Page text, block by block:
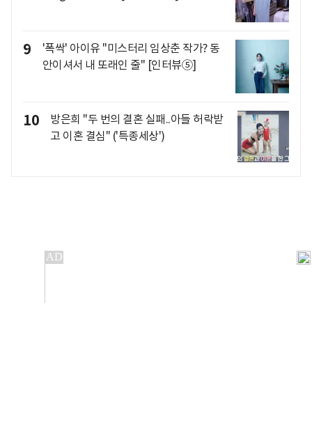
9
'폭싹' 아이유 "미스터리 임상춘 작가? 동
안이셔서 내 또래인 줄" [인터뷰⑤]
10
방은희 "두 번의 결혼 실패..아들 허락받
고 이혼 결심" ('특종세상')